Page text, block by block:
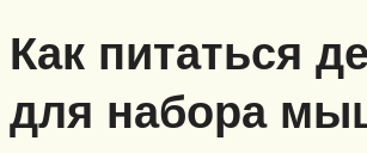
Как питаться
для набора